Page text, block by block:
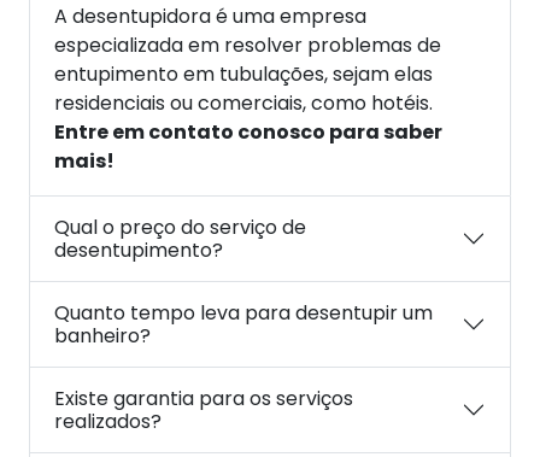
A desentupidora é uma empresa
especializada em resolver problemas de
entupimento em tubulações, sejam elas
residenciais ou comerciais, como hotéis.
Entre em contato conosco para saber
mais!
Qual o preço do serviço de
desentupimento?
Quanto tempo leva para desentupir um
banheiro?
Existe garantia para os serviços
realizados?